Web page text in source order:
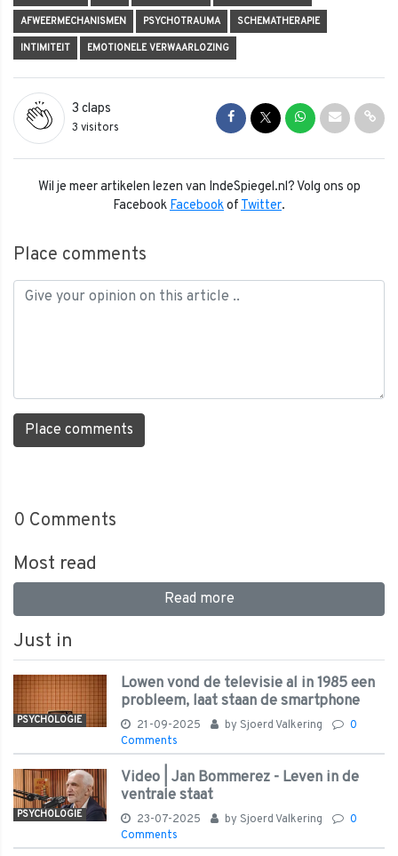
AFWEERMECHANISMEN PSYCHOTRAUMA SCHEMATHERAPIE
INTIMITEIT EMOTIONELE VERWAARLOZING
3 claps
3 visitors
Share on Facebook
Share on Twitter
Share onShare via
Wil je meer artikelen lezen van IndeSpiegel.nl? Volg ons op
FacebookFacebookofTwitter.
Place comments
Place comments
0 Comments
Most read
Read more
Just in
PSYCHOLOGIE
Lowen vond de televisie al in 1985 een
probleem, laat staan de smartphone
21-09-2025 by Sjoerd Valkering
0
Comments
PSYCHOLOGIE
Video | Jan Bommerez - Leven in de
ventrale staat
23-07-2025 by Sjoerd Valkering
0
Comments